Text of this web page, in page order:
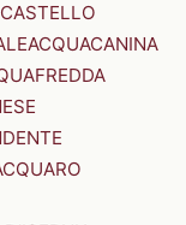
ACQUACANINA